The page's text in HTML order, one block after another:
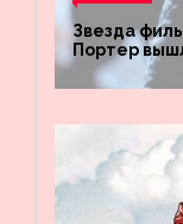
Звезда
Портер